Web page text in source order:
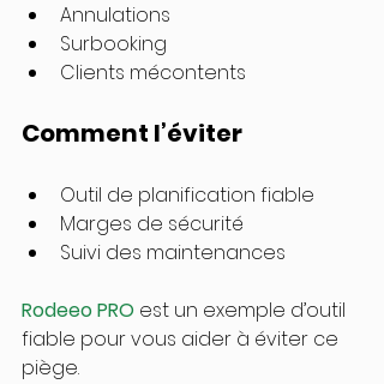
Annulations
Surbooking
Clients mécontents
Comment l’éviter
Outil de planification fiable
Marges de sécurité
Suivi des maintenances
Rodeeo PRO est un exemple d’outil
fiable pour vous aider à éviter ce
piège.